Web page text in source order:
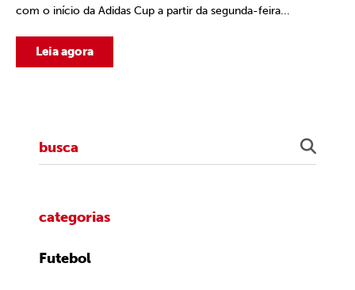
com o início da Adidas Cup a partir da segunda-feira...
Leia agora
categorias
Futebol